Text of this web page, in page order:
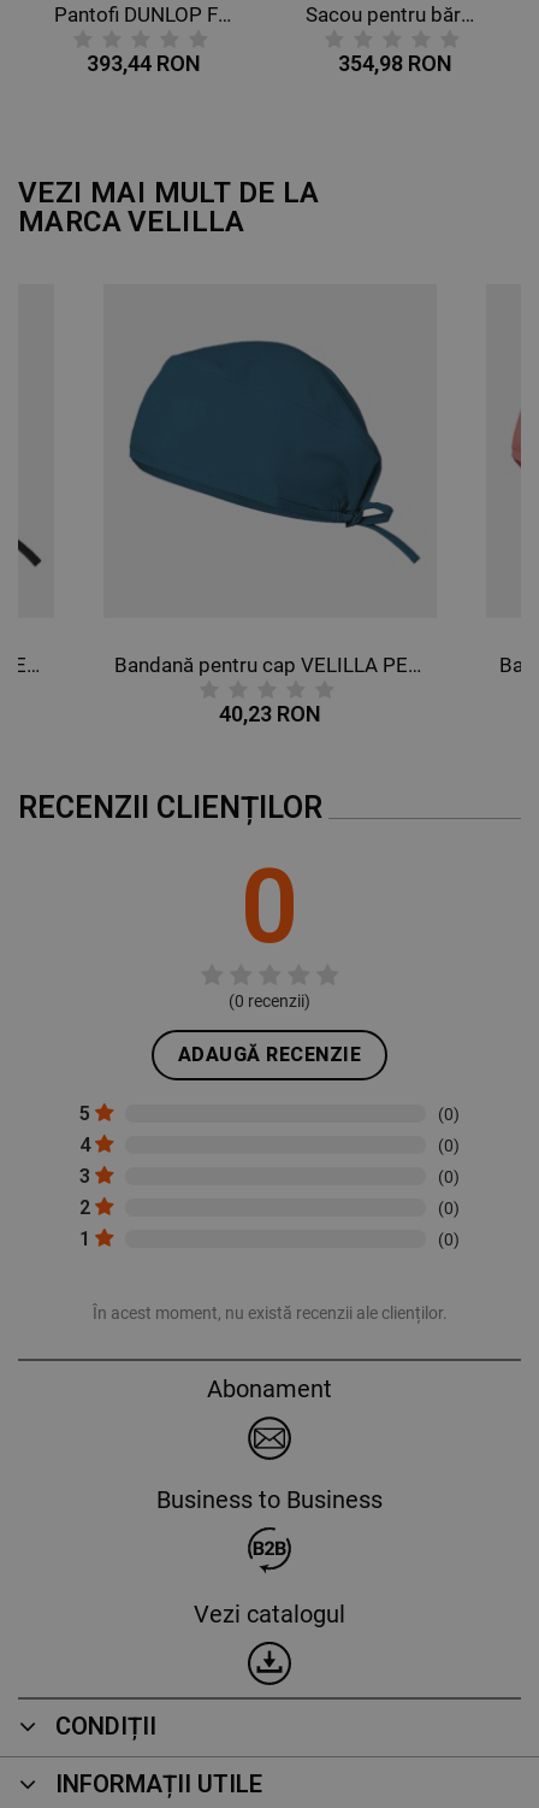
Pantofi DUNLOP FLYING WING O2 HRO
393,44 RON
Sacou pentru bărbați SALINE
354,98 RON
VEZI MAI MULT DE LA
MARCAVELILLA
Bandană pentru cap VELILLA NEAGRĂ Bandană pentru cap VELILLA PETROL
40,23 RON
RECENZII CLIENȚILOR
0
(0 recenzii)
ADAUGĂ RECENZIE
5 (0)
4 (0)
3 (0)
2 (0)
1 (0)
În acest moment, nu există recenzii ale clienților.
Abonament
Business to Business
Vezi catalogul
CONDIȚII
INFORMAȚII UTILE
DE FUNCŢIONALITATE